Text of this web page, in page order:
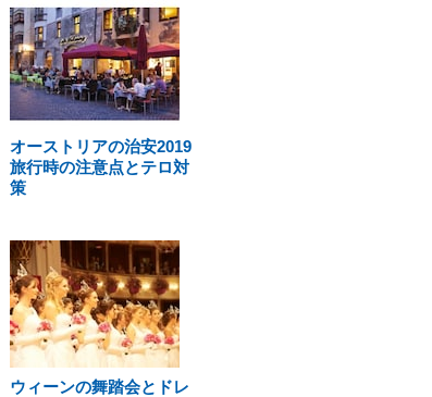
オーストリアの治安2019
旅行時の注意点とテロ対
策
ウィーンの舞踏会とドレ